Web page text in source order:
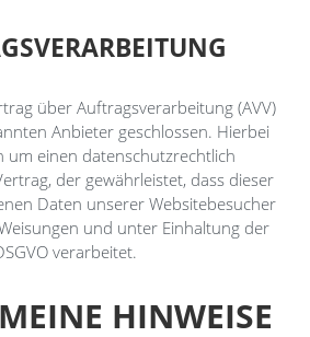
über Auftragsverarbeitung (AVV)
Anbieter geschlossen. Hierbei
um einen datenschutzrechtlich
der gewährleistet, dass dieser
Daten unserer Websitebesucher
und unter Einhaltung der
verarbeitet.
HINWEISE